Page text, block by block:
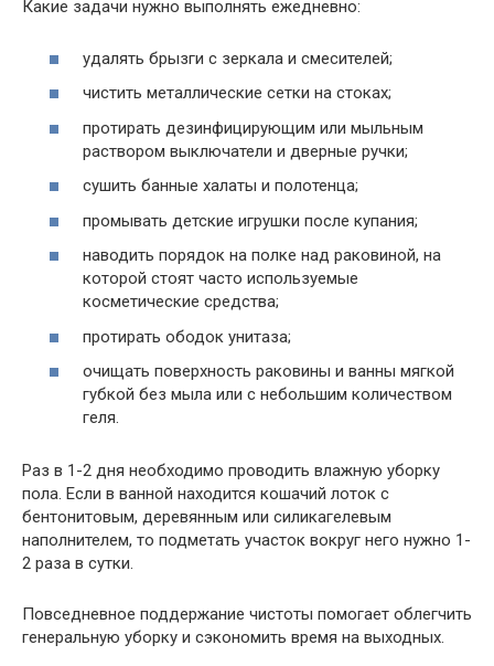
Какие задачи нужно выполнять ежедневно:
удалять брызги с зеркала и смесителей;
чистить металлические сетки на стоках;
протирать дезинфицирующим или мыльным
раствором выключатели и дверные ручки;
сушить банные халаты и полотенца;
промывать детские игрушки после купания;
наводить порядок на полке над раковиной, на
которой стоят часто используемые
косметические средства;
протирать ободок унитаза;
очищать поверхность раковины и ванны мягкой
губкой без мыла или с небольшим количеством
геля.
Раз в 1-2 дня необходимо проводить влажную уборку
пола. Если в ванной находится кошачий лоток с
бентонитовым, деревянным или силикагелевым
наполнителем, то подметать участок вокруг него нужно 1-
2 раза в сутки.
Повседневное поддержание чистоты помогает облегчить
генеральную уборку и сэкономить время на выходных.